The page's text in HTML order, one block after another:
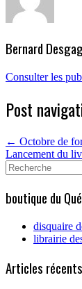
Bernard
Consulter les
Post
← Octobre de
Lancement du
Search
for:
boutique du
disquaire
librairie
Articles récents